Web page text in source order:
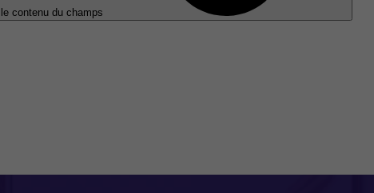
contenu du champs